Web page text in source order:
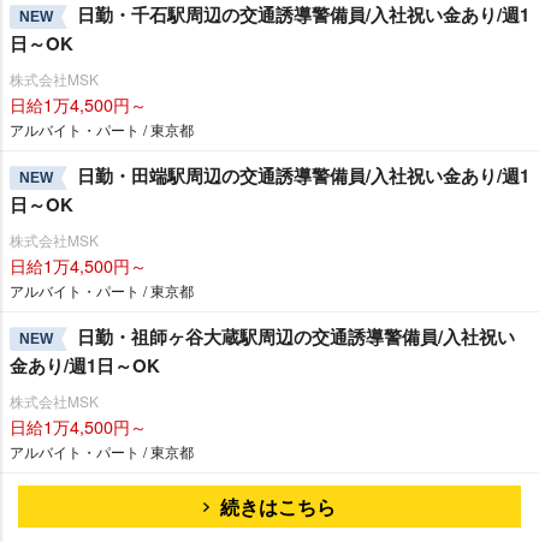
NEW
日勤・千石駅周辺の交通誘導警備員/入社祝い金あり/週1
日～OK
株式会社MSK
日給1万4,500円～
アルバイト・パート / 東京都
NEW
日勤・田端駅周辺の交通誘導警備員/入社祝い金あり/週1
日～OK
株式会社MSK
日給1万4,500円～
アルバイト・パート / 東京都
NEW
日勤・祖師ヶ谷大蔵駅周辺の交通誘導警備員/入社祝い
金あり/週1日～OK
株式会社MSK
日給1万4,500円～
アルバイト・パート / 東京都
続きはこちら